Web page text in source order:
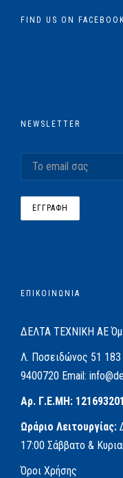
FIND US ON FACEBOOK
NEWSLETTER
ΕΠΙΚΟΙΝΩΝΙΑ
ΔΕΛΤΑ ΤΕΧΝΙΚΗ ΑΕ
Λ. Ποσειδώνος 51
9400720 Email:
Αρ. Γ.Ε.ΜΗ:
Ωράριο Λειτουργίας:
17:00 Σάββατο &
Όροι Χρήσης